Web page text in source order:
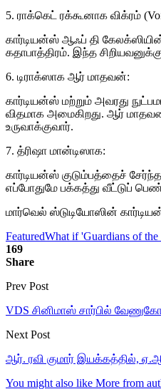
5. ராக்கெட் ரக்கூனாக விக்ரம்
கார்டியன்ஸ் ஆஃப் தி
கதாபாத்திரம். இந்த
6. டிராக்ஸாக ஆர் மாதவன்:
கார்டியன்ஸ் மற்றும் அவரது
விதமாக அமைகிறது. ஆர்
உருவாக்குவார்.
7. த்ரிஷா மான்டிஸாக:
கார்டியன்ஸ் குடும்பத்தைச்
எப்போதுமே பக்கத்து வீட்டுப்
மார்வெல் ஸ்டுடியோஸின்
FeaturedWhat if 'Guardians of
169
Share
Prev Post
VDS சினிமாஸ் சார்பில்
Next Post
ஆர். ரவி குமார் இயக்கத்தில்,
You might also like More from